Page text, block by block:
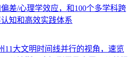
差/心理学效应，和100个多学科跨
知和高效实践体系